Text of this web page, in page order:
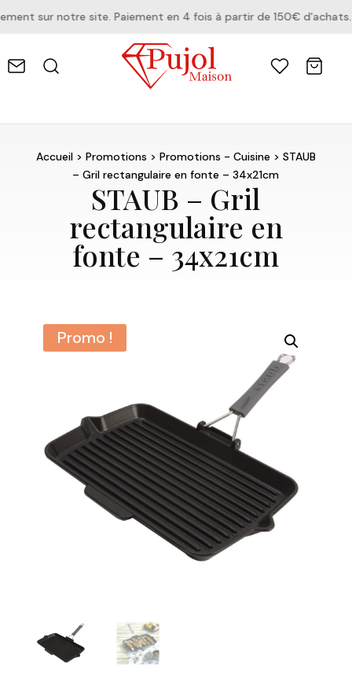
sur notre site. Paiement en 4 fois à partir de 150€ d'achats.
Accueil> Promotions > Promotions - Cuisine> STAUB
– Gril rectangulaire en fonte – 34x21cm
STAUB – Gril
rectangulaire en
fonte – 34x21cm
Promo !